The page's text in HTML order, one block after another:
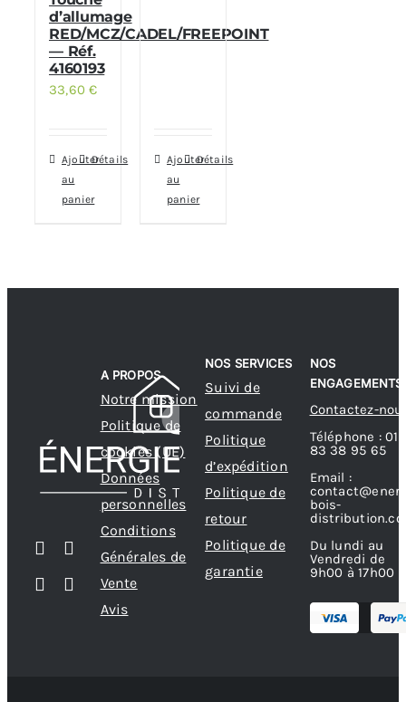
d’allumage
RED/MCZ/CADEL/FREEPOINT
— Réf.
4160193
33,60€
Ajouter
au
panier
Détails
Ajouter
au
panier
Détails
A PROPOS
Notre mission
Politique de
cookies (UE)
Données
personnelles
Conditions
Générales de
Vente
Avis
NOS SERVICES
Suivi de
commande
Politique
d’expédition
Politique de
retour
Politique de
garantie
NOS
ENGAGEMENTS
Contactez-
Téléphone : 01
83 38 95 65
Email :
bois-
Du lundi au
Vendredi de
9h00 à 17h00